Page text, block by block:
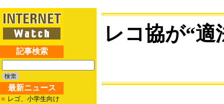
記事検索
最新ニュース
■ レゴ、小学生向け
レコ協が“適